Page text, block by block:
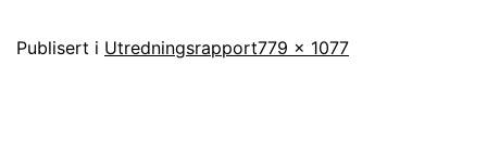
Publisert i UtredningsrapportFull
779 × 1077